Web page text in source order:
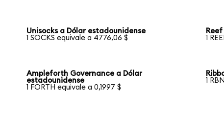
Unisocks a Dólar estadounidense
1 SOCKS equivale a 4776,06 $
1
Ampleforth Governance a Dólar
estadounidense
1 FORTH equivale a 0,1997 $
1